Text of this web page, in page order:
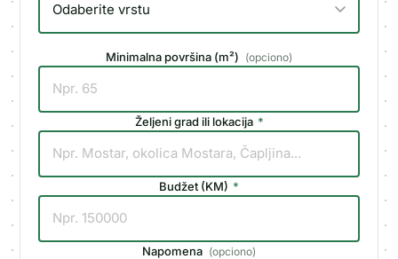
Minimalna površina (m²) (opciono)
Željeni grad ili lokacija *
Budžet (KM) *
Napomena (opciono)